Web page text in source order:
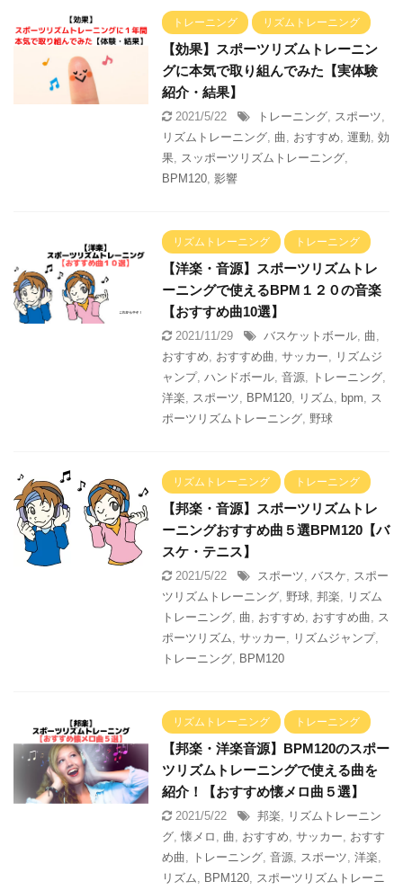
トレーニング リズムトレーニング
【効果】スポーツリズムトレーニン
グに本気で取り組んでみた【実体験
紹介・結果】
2021/5/22 トレーニング, スポーツ,
リズムトレーニング, 曲, おすすめ, 運動, 効
果, スッポーツリズムトレーニング,
BPM120, 影響
リズムトレーニング トレーニング
【洋楽・音源】スポーツリズムトレ
ーニングで使えるBPM１２０の音楽
【おすすめ曲10選】
2021/11/29 バスケットボール, 曲,
おすすめ, おすすめ曲, サッカー, リズムジ
ャンプ, ハンドボール, 音源, トレーニング,
洋楽, スポーツ, BPM120, リズム, bpm, ス
ポーツリズムトレーニング, 野球
リズムトレーニング トレーニング
【邦楽・音源】スポーツリズムトレ
ーニングおすすめ曲５選BPM120【バ
スケ・テニス】
2021/5/22 スポーツ, バスケ, スポー
ツリズムトレーニング, 野球, 邦楽, リズム
トレーニング, 曲, おすすめ, おすすめ曲, ス
ポーツリズム, サッカー, リズムジャンプ,
トレーニング, BPM120
リズムトレーニング トレーニング
【邦楽・洋楽音源】BPM120のスポー
ツリズムトレーニングで使える曲を
紹介！【おすすめ懐メロ曲５選】
2021/5/22 邦楽, リズムトレーニン
グ, 懐メロ , 曲, おすすめ, サッカー, おすす
め曲, トレーニング, 音源, スポーツ, 洋楽,
リズム, BPM120, スポーツリズムトレーニ